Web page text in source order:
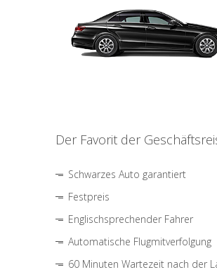
Der Favorit der
Schwarzes Auto garantiert
Festpreis
Englischsprechender Fahrer
Automatische Flugmitverfolgung
60 Minuten Wartezeit nach der